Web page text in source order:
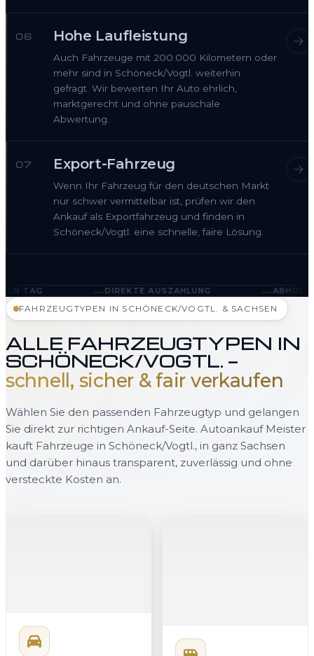
06 Hohe Laufleistung
Auch Fahrzeuge mit 200.000 Kilometern oder
mehr sind in Schöneck/Vogtl. weiterhin
gefragt. Wir bewerten Ihr Auto ehrlich,
marktgerecht und ohne pauschale
Abwertung.
07 Export-Fahrzeug
Wenn Ihr Fahrzeug für den deutschen Markt
nur schwer vermittelbar ist, prüfen wir den
Ankauf als Exportfahrzeug und finden in
Schöneck/Vogtl. eine schnelle, faire Lösung.
DIREKTE AUSZAHLUNG —ABHOLUNG IN
FAHRZEUGTYPEN IN SCHÖNECK/VOGTL. & SACHSEN
ALLE FAHRZEUGTYPEN IN
SCHÖNECK/VOGTL. —
schnell, sicher & fair verkaufen
Wählen Sie den passenden Fahrzeugtyp und gelangen
Sie direkt zur richtigen Ankauf-Seite. Autoankauf Meister
kauft Fahrzeuge in Schöneck/Vogtl., in ganz Sachsen
und darüber hinaus transparent, zuverlässig und ohne
versteckte Kosten an.